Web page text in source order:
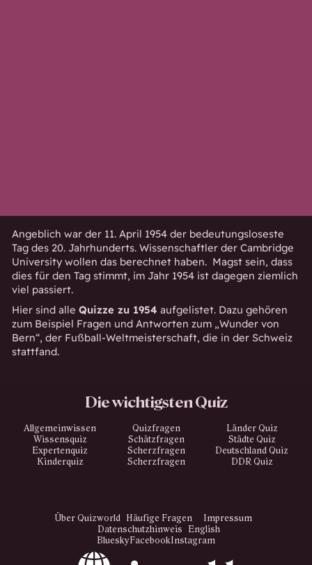
Angeblich war der 11. April 1954 der bedeutungsloseste
Tag des 20. Jahrhunderts. Wissenschaftler der Cambridge
University wollen das berechnet haben. Magst sein, dass
dies für den Tag stimmt, im Jahr 1954 ist dagegen ziemlich
viel passiert.
Hier sind alle Quizze zu 1954 aufgelistet. Dazu gehören
zum Beispiel Fragen und Antworten zum „Wunder von
Bern“, der Fußball-Weltmeisterschaft, die in der Schweiz
stattfand.
Die wichtigsten Quiz
Allgemeinwissen Quizfragen
Länder Quiz
Wissensquiz
Schätzfragen
Städte Quiz
Expertenquiz
Scherzfragen
Deutschland Quiz
Kinderquiz
Scherzfragen DDR Quiz
Über Quizworld Häufige Fragen
Impressum
Datenschutzhinweis
English
BlueskyFacebookInstagram